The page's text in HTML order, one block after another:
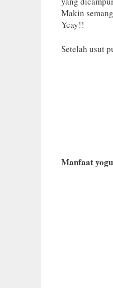
Makin
Yeay!!
Setelah usut
Manfaat